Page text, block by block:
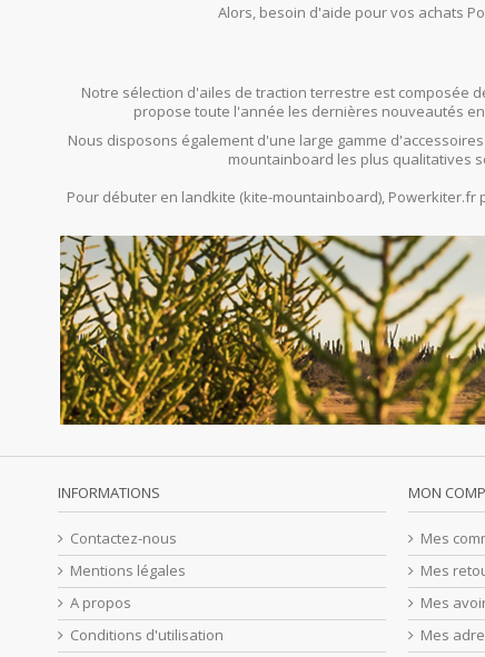
Alors, besoin d'aide pour vos achats
Notre sélection d'ailes de traction terrestre est composée
propose toute l'année les dernières nouveautés
Nous disposons également d'une large gamme
mountainboard les plus qualitatives
Pour débuter en landkite (kite-mountainboard), Powerkiter.fr
INFORMATIONS
Contactez-nous
Mentions légales
A propos
Conditions d'utilisation
MON
Mes
Mes
Mes
Mes